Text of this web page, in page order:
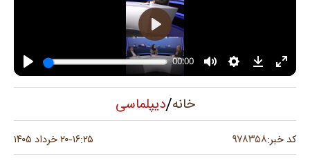
خانه/دیپلماسی
کد خبر:۹۷۸۳۵۸ ۱۶:۲۵-۲۰ خرداد ۱۴۰۵